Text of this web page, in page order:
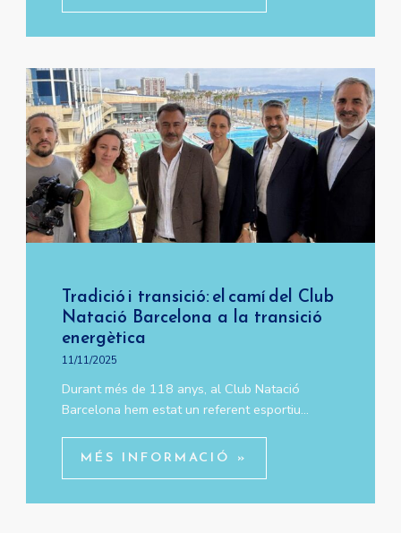
Tradició i transició: el camí del Club
Natació Barcelona a la transició
energètica
11/11/2025
Durant més de 118 anys, al Club Natació
Barcelona hem estat un referent esportiu…
MÉS INFORMACIÓ »